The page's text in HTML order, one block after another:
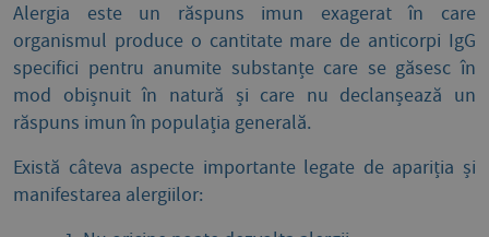
Alergia este un răspuns imun exagerat în care
organismul produce o cantitate mare de anticorpi IgG
specifici pentru anumite substanțe care se găsesc în
mod obișnuit în natură și care nu declanșează un
răspuns imun în populația generală.
Există câteva aspecte importante legate de apariția și
manifestarea alergiilor: